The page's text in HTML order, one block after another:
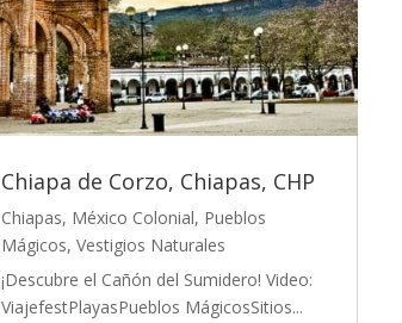
Chiapa de Corzo, Chiapas, CHP
Chiapas, México Colonial, Pueblos
Mágicos,Vestigios Naturales
¡Descubre el Cañón del Sumidero! Video:
ViajefestPlayasPueblos MágicosSitios...